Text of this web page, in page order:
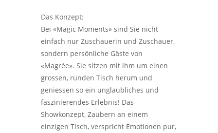
Das Konzept:
Bei «Magic Moments» sind Sie nicht
einfach nur Zuschauerin und Zuschauer,
sondern persönliche Gäste von
«Magrée». Sie sitzen mit ihm um einen
grossen, runden Tisch herum und
geniessen so ein unglaubliches und
faszinierendes Erlebnis! Das
Showkonzept, Zaubern an einem
einzigen Tisch, verspricht Emotionen pur,